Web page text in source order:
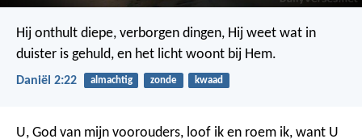
Hij onthult diepe, verborgen dingen, Hij weet wat in
duister is gehuld, en het licht woont bij Hem.
Daniël 2:22 almachtig zonde kwaad
U, God van mijn voorouders, loof ik en roem ik, want U